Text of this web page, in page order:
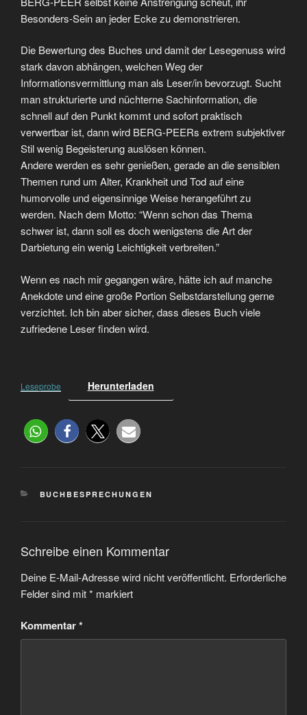
Besonders-Sein an jeder Ecke zu demonstrieren.
Die Bewertung des Buches und damit der Lesegenuss wird
stark davon abhängen, welchen Weg der
Informationsvermittlung man als Leser/in bevorzugt. Sucht
man strukturierte und nüchterne Sachinformation, die
schnell auf den Punkt kommt und sofort praktisch
verwertbar ist, dann wird BERG-PEERs extrem subjektiver
Stil wenig Begeisterung auslösen können.
Andere werden es sehr genießen, gerade an die sensiblen
Themen rund um Alter, Krankheit und Tod auf eine
humorvolle und eigensinnige Weise herangeführt zu
werden. Nach dem Motto: “Wenn schon das Thema
schwer ist, dann soll es doch wenigstens die Art der
Darbietung ein wenig Leichtigkeit verbreiten.”
Wenn es nach mir gegangen wäre, hätte ich auf manche
Anekdote und eine große Portion Selbstdarstellung gerne
verzichtet. Ich bin aber sicher, dass dieses Buch viele
zufriedene Leser finden wird.
Leseprobe Herunterladen
BUCHBESPRECHUNGEN
Schreibe einen Kommentar
Deine E-Mail-Adresse wird nicht veröffentlicht. Erforderliche
Felder sind mit* markiert
Kommentar*